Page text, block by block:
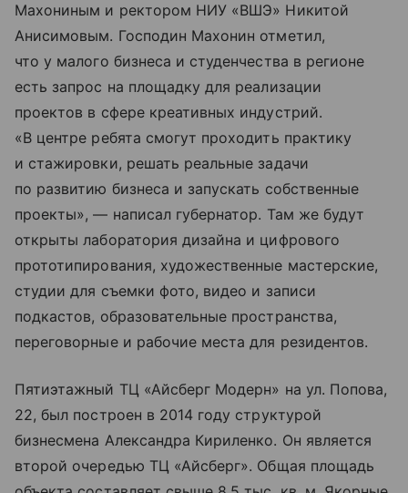
Махониным и ректором НИУ «ВШЭ» Никитой
Анисимовым. Господин Махонин отметил,
что у малого бизнеса и студенчества в регионе
есть запрос на площадку для реализации
проектов в сфере креативных индустрий.
«В центре ребята смогут проходить практику
и стажировки, решать реальные задачи
по развитию бизнеса и запускать собственные
проекты», — написал губернатор. Там же будут
открыты лаборатория дизайна и цифрового
прототипирования, художественные мастерские,
студии для съемки фото, видео и записи
подкастов, образовательные пространства,
переговорные и рабочие места для резидентов.
Пятиэтажный ТЦ «Айсберг Модерн» на ул. Попова,
22, был построен в 2014 году структурой
бизнесмена Александра Кириленко. Он является
второй очередью ТЦ «Айсберг». Общая площадь